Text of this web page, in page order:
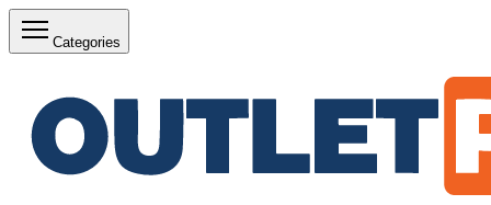
Categories